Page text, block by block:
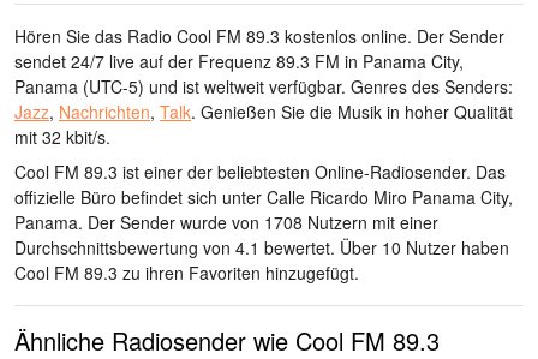
Hören Sie das Radio Cool FM 89.3 kostenlos online. Der Sender
sendet 24/7 live auf der Frequenz 89.3 FM in Panama City,
Panama (UTC-5) und ist weltweit verfügbar. Genres des Senders:
Jazz, Nachrichten, Talk. Genießen Sie die Musik in hoher Qualität
mit 32 kbit/s.
Cool FM 89.3 ist einer der beliebtesten Online-Radiosender. Das
offizielle Büro befindet sich unter Calle Ricardo Miro Panama City,
Panama. Der Sender wurde von 1708 Nutzern mit einer
Durchschnittsbewertung von 4.1 bewertet. Über 10 Nutzer haben
Cool FM 89.3 zu ihren Favoriten hinzugefügt.
Ähnliche Radiosender wie Cool FM 89.3